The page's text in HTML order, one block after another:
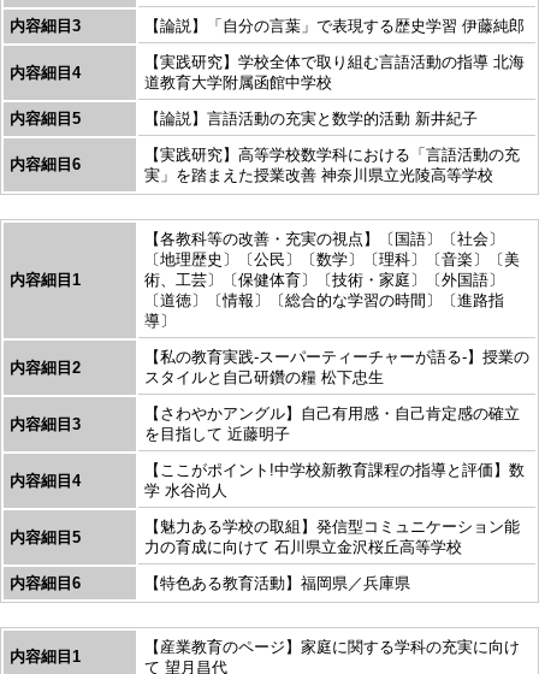
内容細目3
【論説】「自分の言葉」で表現する歴史学習 伊藤純郎
内容細目4
【実践研究】学校全体で取り組む言語活動の指導 北海
道教育大学附属函館中学校
内容細目5
【論説】言語活動の充実と数学的活動 新井紀子
内容細目6
【実践研究】高等学校数学科における「言語活動の充
実」を踏まえた授業改善 神奈川県立光陵高等学校
内容細目1
【各教科等の改善・充実の視点】〔国語〕〔社会〕
〔地理歴史〕〔公民〕〔数学〕〔理科〕〔音楽〕〔美
術、工芸〕〔保健体育〕〔技術・家庭〕〔外国語〕
〔道徳〕〔情報〕〔総合的な学習の時間〕〔進路指
導〕
内容細目2
【私の教育実践-スーパーティーチャーが語る-】授業の
スタイルと自己研鑽の糧 松下忠生
内容細目3
【さわやかアングル】自己有用感・自己肯定感の確立
を目指して 近藤明子
内容細目4
【ここがポイント!中学校新教育課程の指導と評価】数
学 水谷尚人
内容細目5
【魅力ある学校の取組】発信型コミュニケーション能
力の育成に向けて 石川県立金沢桜丘高等学校
内容細目6
【特色ある教育活動】福岡県／兵庫県
内容細目1
【産業教育のページ】家庭に関する学科の充実に向け
て 望月昌代